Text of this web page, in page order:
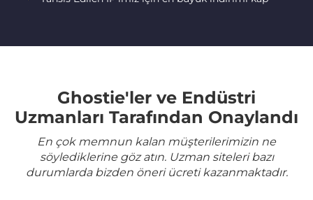
Ghostie'ler ve Endüstri
Uzmanları Tarafından Onaylandı
En çok memnun kalan müşterilerimizin ne
söylediklerine göz atın. Uzman siteleri bazı
durumlarda bizden öneri ücreti kazanmaktadır.